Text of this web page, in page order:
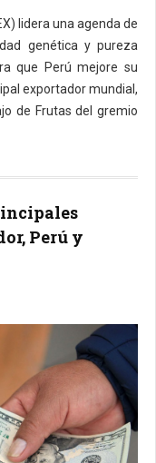
lidera una agenda de
genética y pureza
que Perú mejore su
exportador mundial,
de Frutas del gremio
Perú y